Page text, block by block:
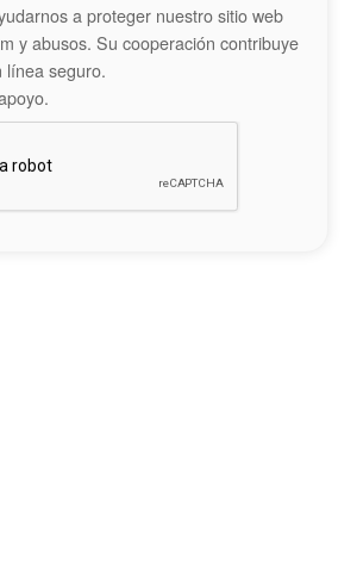
a proteger nuestro sitio web
y abusos. Su cooperación contribuye
línea seguro.